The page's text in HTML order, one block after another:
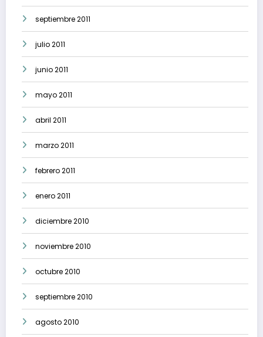
septiembre 2011
julio 2011
junio 2011
mayo 2011
abril 2011
marzo 2011
febrero 2011
enero 2011
diciembre 2010
noviembre 2010
octubre 2010
septiembre 2010
agosto 2010